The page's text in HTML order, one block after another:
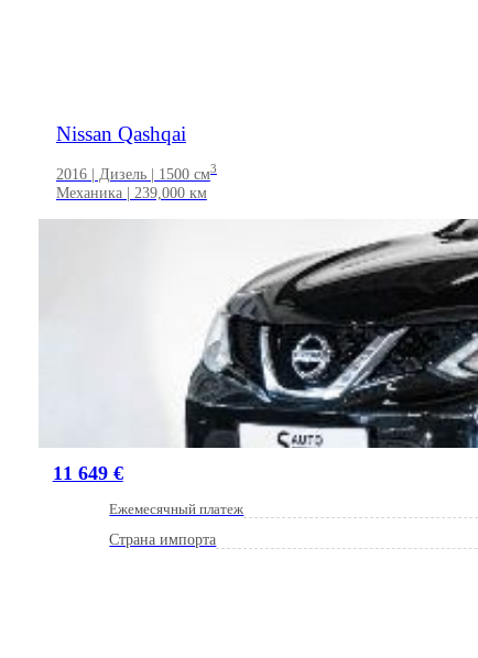
Nissan Qashqai
2016 | Дизель | 1500 см3
Механика | 239,000 км
11 649 €
Ежемесячный платеж
Страна импорта